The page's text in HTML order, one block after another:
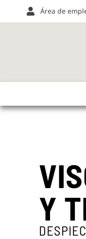
Área de
Y